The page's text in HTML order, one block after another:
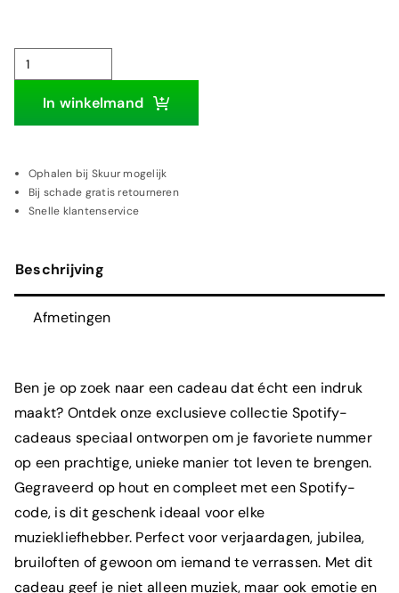
Spotify
cadeau
|
cadeau
aantal
In winkelmand
Ophalen bij Skuur mogelijk
Bij schade gratis retourneren
Snelle klantenservice
Beschrijving
Afmetingen
Ben je op zoek naar een cadeau dat écht een indruk
maakt? Ontdek onze exclusieve collectie Spotify-
cadeaus speciaal ontworpen om je favoriete nummer
op een prachtige, unieke manier tot leven te brengen.
Gegraveerd op hout en compleet met een Spotify-
code, is dit geschenk ideaal voor elke
muziekliefhebber. Perfect voor verjaardagen, jubilea,
bruiloften of gewoon om iemand te verrassen. Met dit
cadeau geef je niet alleen muziek, maar ook emotie en